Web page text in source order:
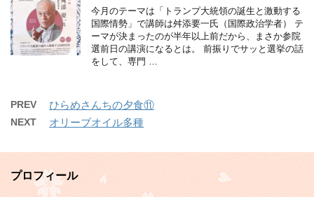
今月のテーマは「トランプ大統領の誕生と激動する
国際情勢」で講師は舛添要一氏（国際政治学者） テ
ーマが決まったのが半年以上前だから、まさか参院
選前日の講演になるとは。 前振りでサッと選挙の話
をして、専門 …
PREV ひらめさんちの夕食⑪
NEXT オリーブオイル多種
プロフィール